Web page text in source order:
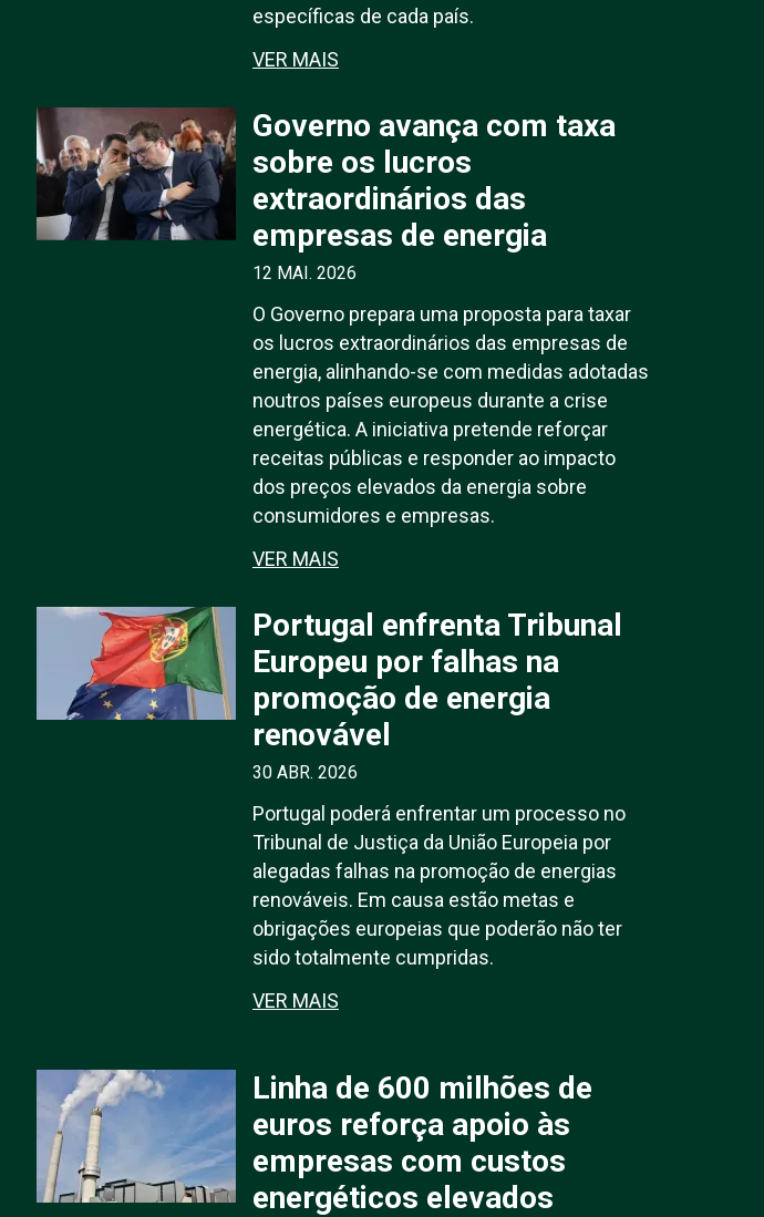
específicas de cada país.
VER MAIS
Governo avança com taxa
sobre os lucros
extraordinários das
empresas de energia
12 MAI. 2026
O Governo prepara uma proposta para taxar
os lucros extraordinários das empresas de
energia, alinhando-se com medidas adotadas
noutros países europeus durante a crise
energética. A iniciativa pretende reforçar
receitas públicas e responder ao impacto
dos preços elevados da energia sobre
consumidores e empresas.
VER MAIS
Portugal enfrenta Tribunal
Europeu por falhas na
promoção de energia
renovável
30 ABR. 2026
Portugal poderá enfrentar um processo no
Tribunal de Justiça da União Europeia por
alegadas falhas na promoção de energias
renováveis. Em causa estão metas e
obrigações europeias que poderão não ter
sido totalmente cumpridas.
VER MAIS
Linha de 600 milhões de
euros reforça apoio às
empresas com custos
energéticos elevados